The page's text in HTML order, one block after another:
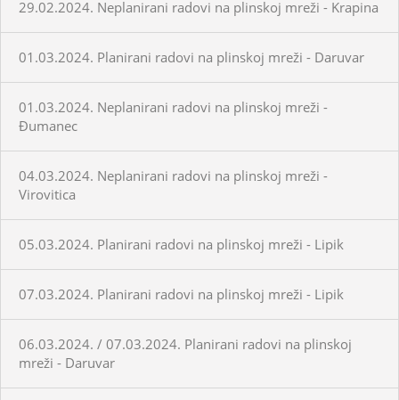
29.02.2024. Neplanirani radovi na plinskoj mreži - Krapina
01.03.2024. Planirani radovi na plinskoj mreži - Daruvar
01.03.2024. Neplanirani radovi na plinskoj mreži -
Đumanec
04.03.2024. Neplanirani radovi na plinskoj mreži -
Virovitica
05.03.2024. Planirani radovi na plinskoj mreži - Lipik
07.03.2024. Planirani radovi na plinskoj mreži - Lipik
06.03.2024. / 07.03.2024. Planirani radovi na plinskoj
mreži - Daruvar